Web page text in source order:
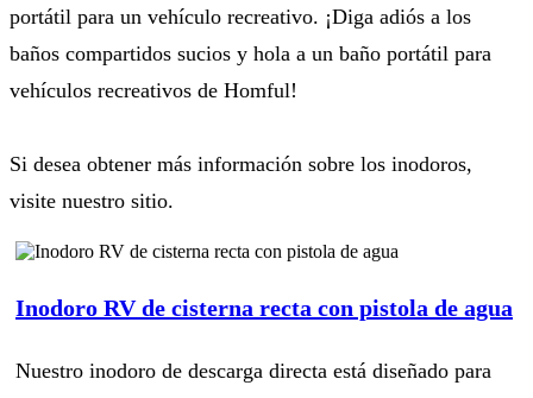
portátil para un vehículo recreativo. ¡Diga adiós a los
baños compartidos sucios y hola a un baño portátil para
vehículos recreativos de Homful!
Si desea obtener más información sobre los inodoros,
visite nuestro sitio.
Inodoro RV de cisterna recta con pistola de agua
Nuestro inodoro de descarga directa está diseñado para